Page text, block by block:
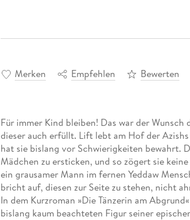
Merken Empfehlen Bewerten
Für immer Kind bleiben! Das war der
dieser auch erfüllt. Lift lebt am Hof der
hat sie bislang vor Schwierigkeiten bewahrt.
Mädchen zu ersticken, und so zögert sie
ein grausamer Mann im fernen Yeddaw
bricht auf, diesen zur Seite zu stehen, nicht
In dem Kurzroman »Die Tänzerin am
bislang kaum beachteten Figur seiner